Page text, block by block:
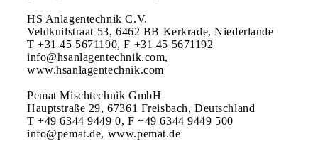
HS Anlagentechnik C.V.
Veldkuilstraat 53, 6462 BB Kerkrade, Niederlande
T +31 45 5671190, F +31 45 5671192
info@hsanlagentechnik.com,
www.hsanlagentechnik.com
Pemat Mischtechnik GmbH
Hauptstraße 29, 67361 Freisbach, Deutschland
T +49 6344 9449 0, F +49 6344 9449 500
info@pemat.de, www.pemat.de